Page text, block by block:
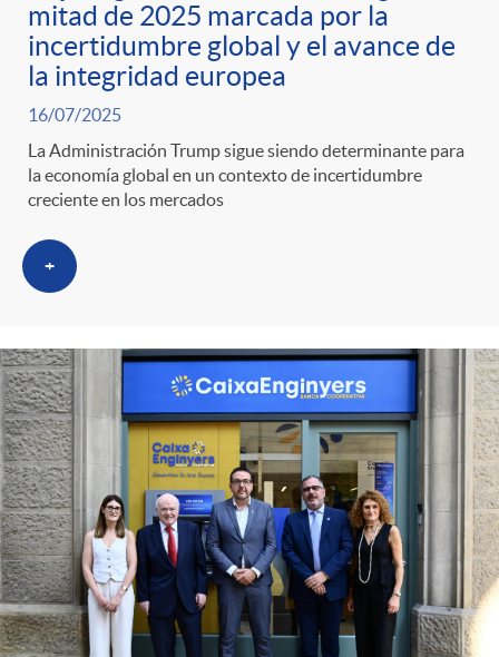
mitad de 2025 marcada por la
incertidumbre global y el avance de
la integridad europea
16/07/2025
La Administración Trump sigue siendo determinante para
la economía global en un contexto de incertidumbre
creciente en los mercados
+